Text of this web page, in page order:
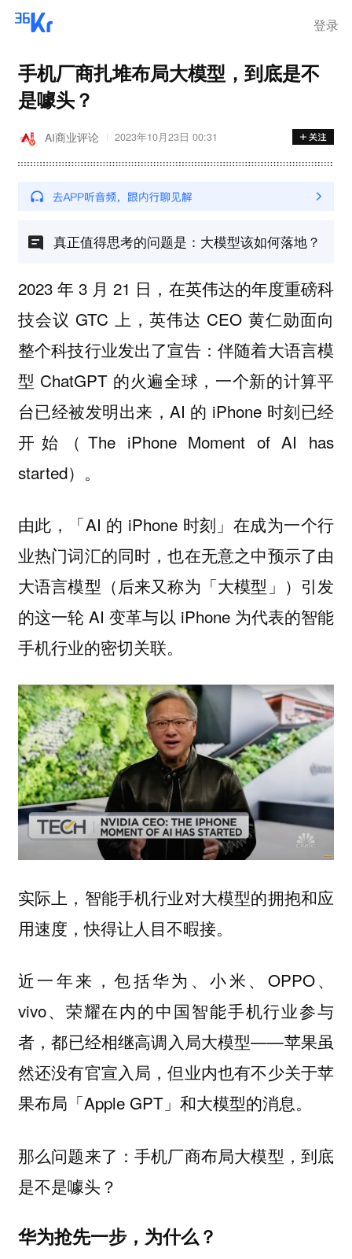
登录
手机厂商扎堆布局大模型，到底是不
是噱头？
AI商业评论 2023年10月23日 00:31
真正值得思考的问题是：大模型该如何落地？
2023 年 3 月 21 日，在英伟达的年度重磅科
技会议 GTC 上，英伟达 CEO 黄仁勋面向
整个科技行业发出了宣告：伴随着大语言模
型 ChatGPT 的火遍全球，一个新的计算平
台已经被发明出来，AI 的 iPhone 时刻已经
开始（The iPhone Moment of AI has
started）。
由此，「AI 的 iPhone 时刻」在成为一个行
业热门词汇的同时，也在无意之中预示了由
大语言模型（后来又称为「大模型」）引发
的这一轮 AI 变革与以 iPhone 为代表的智能
手机行业的密切关联。
实际上，智能手机行业对大模型的拥抱和应
用速度，快得让人目不暇接。
近一年来，包括华为、小米、OPPO、
vivo、荣耀在内的中国智能手机行业参与
者，都已经相继高调入局大模型——苹果虽
然还没有官宣入局，但业内也有不少关于苹
果布局「Apple GPT」和大模型的消息。
那么问题来了：手机厂商布局大模型，到底
是不是噱头？
华为抢先一步，为什么？